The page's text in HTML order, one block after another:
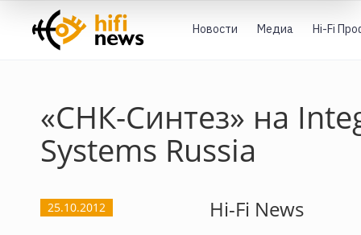
Новости Медиа Hi-Fi
«СНК-Синтез» на
Systems Russia
25.10.2012 Hi-Fi News